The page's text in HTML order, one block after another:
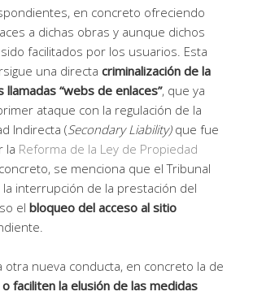
en concreto ofreciendo
a dichas obras y aunque dichos
facilitados por los usuarios. Esta
una directa criminalización de la
llamadas “webs de enlaces”, que ya
ataque con la regulación de la
Indirecta (Secondary Liability) que fue
la Reforma de la Ley de Propiedad
se menciona que el Tribunal
interrupción de la prestación del
el bloqueo del acceso al sitio
otra nueva conducta, en concreto la de
faciliten la elusión de las medidas